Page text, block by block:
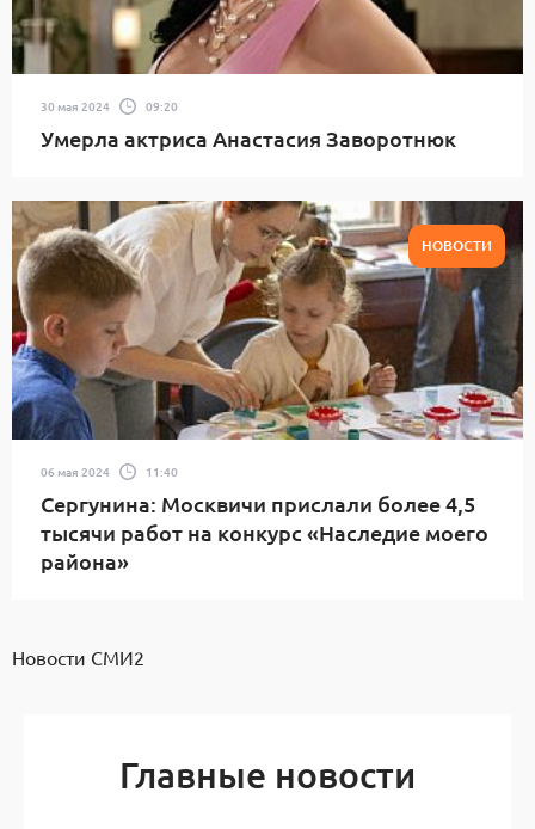
30 мая 2024 09:20
Умерла актриса Анастасия Заворотнюк
НОВОСТИ
06 мая 2024 11:40
Сергунина: Москвичи прислали более 4,5
тысячи работ на конкурс «Наследие моего
района»
Новости СМИ2
Главные новости